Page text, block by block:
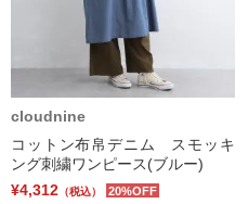
cloudnine
コットン布帛デニム スモッキ
ング刺繍ワンピース(ブルー)
¥4,312 （税込） 20%OFF